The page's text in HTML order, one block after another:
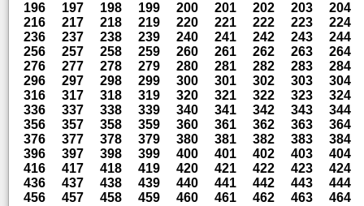
196
197 198 199 200 201 202 203
204
216
217 218 219 220 221 222 223
224
236
237 238 239 240 241 242 243
244
256
257 258 259 260 261 262 263
264
276
277 278 279 280 281 282 283
284
296
297 298 299 300 301 302 303
304
316
317 318 319 320 321 322 323
324
336
337 338 339 340 341 342 343
344
356
357 358 359 360 361 362 363
364
376
377 378 379 380 381 382 383
384
396
397 398 399 400 401 402 403
404
416
417 418 419 420 421 422 423
424
436
437 438 439 440 441 442 443
444
456
457 458 459 460 461 462 463
464